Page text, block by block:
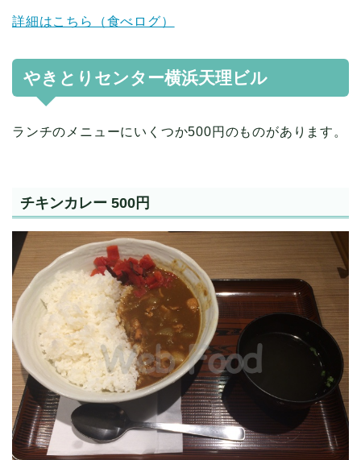
詳細はこちら（食べログ）
やきとりセンター横浜天理ビル
ランチのメニューにいくつか500円のものがあります。
チキンカレー 500円